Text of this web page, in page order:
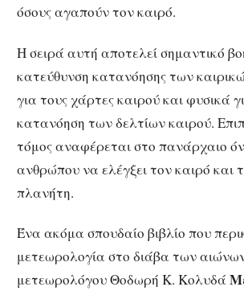
όσους αγαπούν τον καιρό.
Η σειρά αυτή αποτελεί σημαντικό
κατεύθυνση κατανόησης των
για τους χάρτες καιρού και φυσικά
κατανόηση των δελτίων καιρού.
τόμος αναφέρεται στο πανάρχαιο
ανθρώπου να ελέγξει τον καιρό και
πλανήτη.
Ένα ακόμα σπουδαίο βιβλίο που
μετεωρολογία στο διάβα των
μετεωρολόγου Θοδωρή Κ. Κολυδά